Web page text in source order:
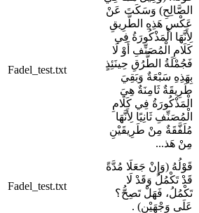
Fadel_test.txt
الصَّالِحِ) وَسَكَتَ عَنْ
عَكْسِ هَذِهِ الطَّرِيقِ
لِأَنَّهَا الْمَذْكُورَةُ فِي
كَلَامِ الْمُصَنِّفِ أَوْ لَا
فَجُمْلَةُ الطُّرُقِ حِينَئِذٍ
بِهَذِهِ سَبْعَةٌ وَبَقِيَ
طَرِيقَةٌ ثَامِنَةٌ هِيَ
الْمَذْكُورَةُ فِي كَلَامِ
الْمُصَنِّفِ ثَانِيًا لِأَنَّهَا
مُلَفَّقَةٌ مِنْ طَرِيقَيْنِ
مِنْ هَذ...
Fadel_test.txt
قَوْلُهُ (وَإِنْ جَعَلَا مُدَّةً
قَدْ تَكْمُلُ وَقَدْ لَا
تَكْمُلُ، فَهَلْ تَصِحُّ؟
عَلَى وَجْهَيْنِ) .